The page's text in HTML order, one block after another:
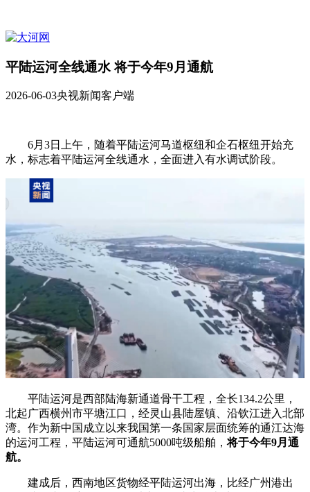
平陆运河全线通水 将于今年9月通航
2026-06-03央视新闻客户端
6月3日上午，随着平陆运河马道枢纽和企石枢纽开始充
水，标志着平陆运河全线通水，全面进入有水调试阶段。
平陆运河是西部陆海新通道骨干工程，全长134.2公里，
北起广西横州市平塘江口，经灵山县陆屋镇、沿钦江进入北部
湾。作为新中国成立以来我国第一条国家层面统筹的通江达海
的运河工程，平陆运河可通航5000吨级船舶，将于今年9月通
航。
建成后，西南地区货物经平陆运河出海，比经广州港出